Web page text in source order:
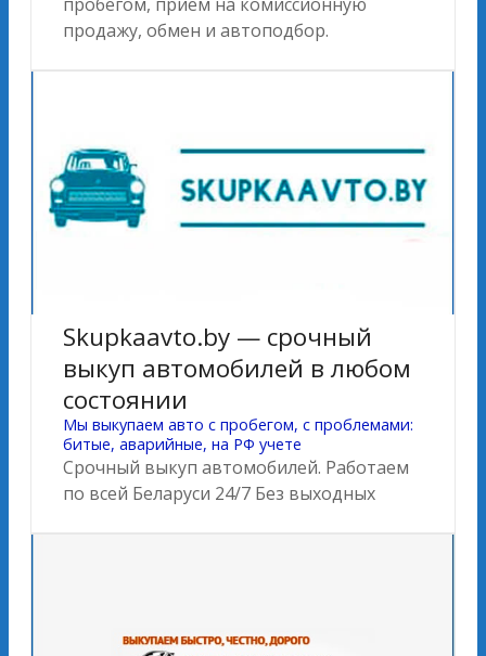
продажу, обмен и автоподбор.
Skupkaavto.by — cрочный
выкуп автомобилей в любом
состоянии
Мы выкупаем авто с пробегом, с проблемами:
битые, аварийные, на РФ учете
Срочный выкуп автомобилей. Работаем
по всей Беларуси 24/7 Без выходных